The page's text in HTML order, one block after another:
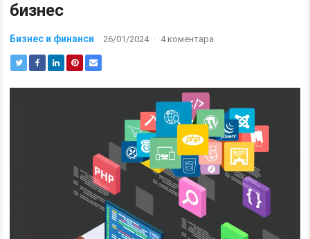
бизнес
Бизнес и финанси 26/01/2024 · 4 коментара